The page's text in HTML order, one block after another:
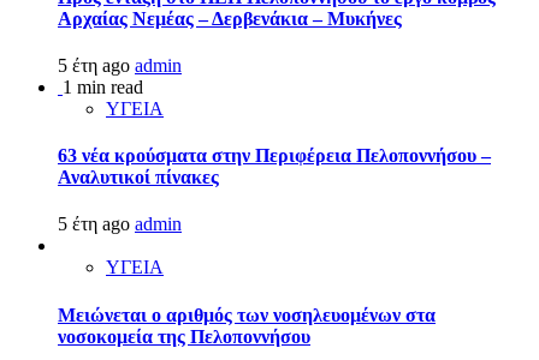
Αρχαίας Νεμέας – Δερβενάκια – Μυκήνες
5 έτη ago admin
1 min read
ΥΓΕΙΑ
63 νέα κρούσματα στην Περιφέρεια Πελοποννήσου –
Αναλυτικοί πίνακες
5 έτη ago admin
ΥΓΕΙΑ
Μειώνεται ο αριθμός των νοσηλευομένων στα
νοσοκομεία της Πελοποννήσου